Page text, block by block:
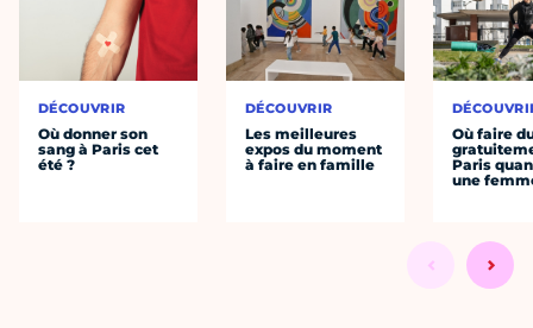
DÉCOUVRIR
Où donner son
sang à Paris cet
été ?
DÉCOUVRIR
Les meilleures
expos du moment
à faire en famille
Où faire
Paris
une